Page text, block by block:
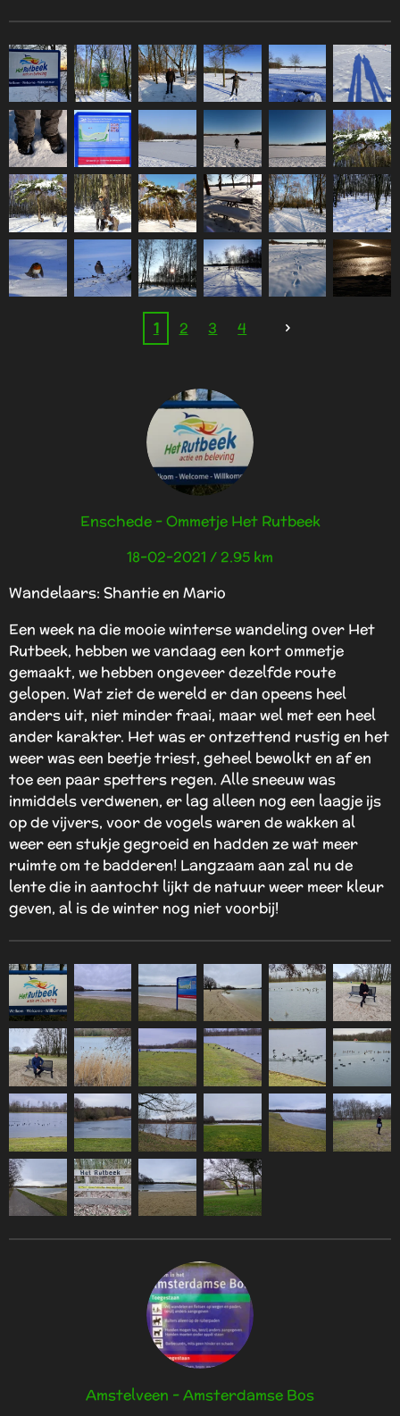
1 2 3 4
Enschede - Ommetje Het Rutbeek
18-02-2021 / 2.95 km
Wandelaars: Shantie en Mario
Een week na die mooie winterse wandeling over Het
Rutbeek, hebben we vandaag een kort ommetje
gemaakt, we hebben ongeveer dezelfde route
gelopen. Wat ziet de wereld er dan opeens heel
anders uit, niet minder fraai, maar wel met een heel
ander karakter. Het was er ontzettend rustig en het
weer was een beetje triest, geheel bewolkt en af en
toe een paar spetters regen. Alle sneeuw was
inmiddels verdwenen, er lag alleen nog een laagje ijs
op de vijvers, voor de vogels waren de wakken al
weer een stukje gegroeid en hadden ze wat meer
ruimte om te badderen! Langzaam aan zal nu de
lente die in aantocht lijkt de natuur weer meer kleur
geven, al is de winter nog niet voorbij!
Amstelveen - Amsterdamse Bos